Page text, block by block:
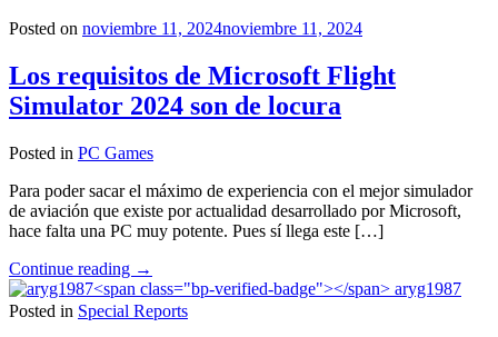
crackeado"
Posted on noviembre 11, 2024noviembre 11, 2024
Los requisitos de Microsoft Flight
Simulator 2024 son de locura
Posted in PC Games
Para poder sacar el máximo de experiencia con el mejor simulador
de aviación que existe por actualidad desarrollado por Microsoft,
hace falta una PC muy potente. Pues sí llega este […]
Continue reading "Los
requisitos
de
→
aryg1987
Posted in Special Reports